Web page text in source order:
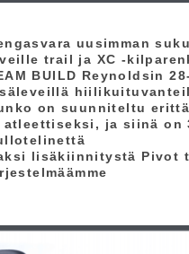
uusimman
trail ja XC -
BUILD Reynoldsin
on suunniteltu
atleettiseksi, ja siinä on
lisäkiinnitystä Pivot